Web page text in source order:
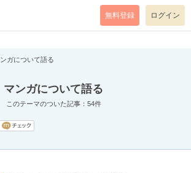
code=0 mode=return level=notice
無料登録 ログイン
ガについて語る
マンガについて語る
このテーマのついた記事：54件